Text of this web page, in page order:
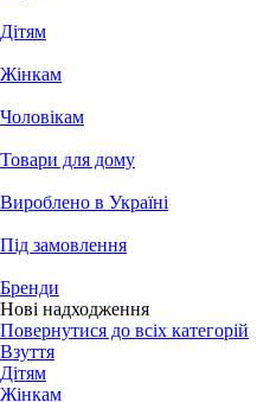
Дітям
Жінкам
Чоловікам
Товари для дому
Вироблено в Україні
Під замовлення
Бренди
Нові надходження
Повернутися до всіх категорій
Взуття
Дітям
Жінкам